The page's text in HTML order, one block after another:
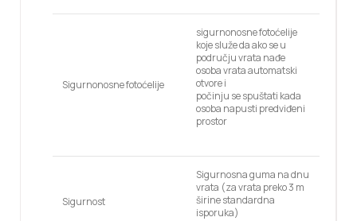
Sigurnonosne fotoćelije
sigurnonosne fotoćelije
koje služe da ako se u
području vrata nađe
osoba vrata automatski
otvore i
počinju se spuštati kada
osoba napusti predviđeni
prostor
Sigurnost
Sigurnosna guma na dnu
vrata (za vrata preko 3 m
širine standardna
isporuka)